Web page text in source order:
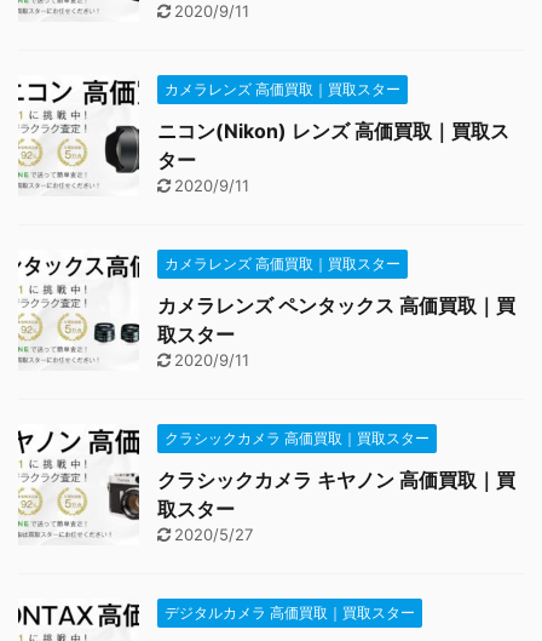
2020/9/11
カメラレンズ 高価買取｜買取スター
ニコン(Nikon) レンズ 高価買取｜買取ス
ター
2020/9/11
カメラレンズ 高価買取｜買取スター
カメラレンズ ペンタックス 高価買取｜買
取スター
2020/9/11
クラシックカメラ 高価買取｜買取スター
クラシックカメラ キヤノン 高価買取｜買
取スター
2020/5/27
デジタルカメラ 高価買取｜買取スター